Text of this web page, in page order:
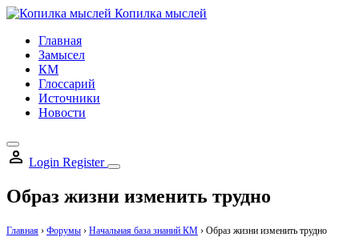
Skip
content
Копилка мыслей
Главная
Замысел
КМ
Глоссарий
Источники
Новости
Login Register
Образ жизни изменить трудно
Главная › Форумы › Начальная база знаний КМ › Образ жизни изменить трудно